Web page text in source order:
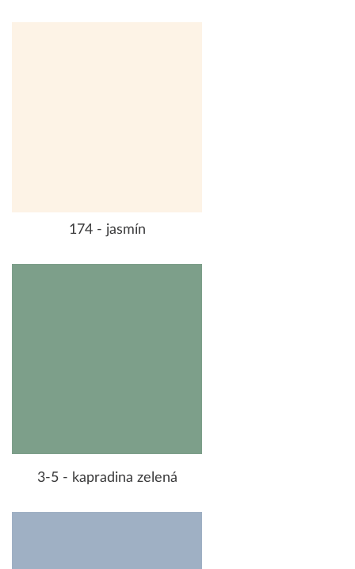
174 - jasmín
3-5 - kapradina zelená